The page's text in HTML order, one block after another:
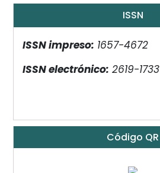
ISSN
ISSN impreso: 1657-4672
ISSN electrónico: 2619-1733
Código QR